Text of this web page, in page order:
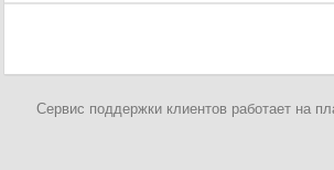
Сервис поддержки клиентов работает на